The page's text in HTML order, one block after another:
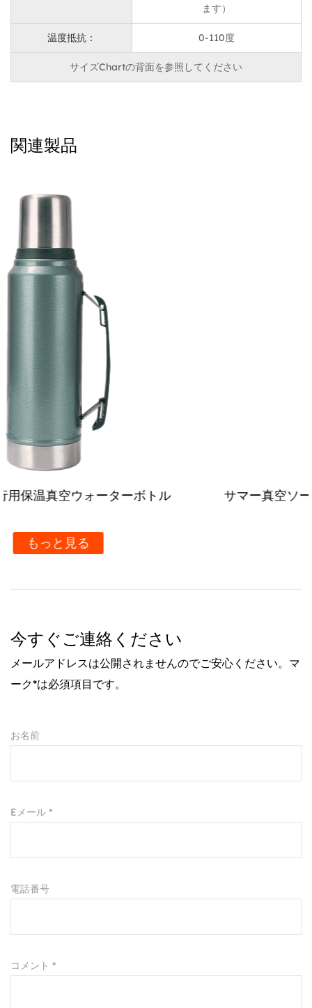
news/insulation-cup-color-customization-process-
intruct.html
使用シナリオ
この400mlのサーマルカップは、特にオフィスワーカ
メンテナンスの指示
ます。
ユーザーレビュー
ユーザーA：「私はこのサーマルカップが大好きです！
ハンドループのデザインにより、持ち運びが非常に簡単
になり、容量は完璧です。軽量で、断熱材はうまく機能
します。すでに友人に勧めています！」
ユーザーB：「取り外し可能な蓋は非常に素晴らしい機
能で、掃除がとても簡単です。さらに、断熱材は本当に
良いです。朝はお湯をかけ、午後までにまだ暖かくなり
ます。オフィスでの使用に最適です！」
ユーザーC：「このサーマルカップには洗練されたスタ
イリッシュなデザインがあり、色はとても爽やかです。
保持すると非常にプレミアムになります。断熱材は素晴
ます）
温度抵抗： 0-110度
サイズChartの背面を参照してください
関連製品
サマー真空ソーダタンブラー ストローハンドル付
今すぐご連絡ください
メールアドレスは公開されませんのでご安心ください。マ
ーク*は必須項目です。
お名前
Eメール *
電話番号
コメント *